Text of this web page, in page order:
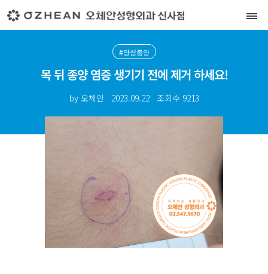
#양성종양
목 뒤 종양 염증 생기기 전에 제거 하세요!
by 오체안 2023.09.22 조회수 9213